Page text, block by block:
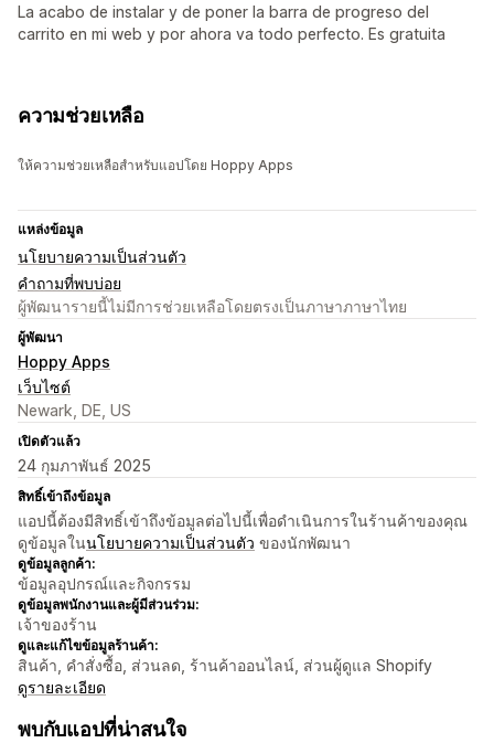
La acabo de instalar y de poner la barra de progreso del
carrito en mi web y por ahora va todo perfecto. Es gratuita
ความช่วยเหลือ
ให้ความช่วยเหลือสำหรับแอปโดย Hoppy Apps
แหล่งข้อมูล
นโยบายความเป็นส่วนตัว
คำถามที่พบบ่อย
ผู้พัฒนารายนี้ไม่มีการช่วยเหลือโดยตรงเป็นภาษาภาษาไทย
ผู้พัฒนา
Hoppy Apps
เว็บไซต์
Newark, DE, US
เปิดตัวแล้ว
24 กุมภาพันธ์ 2025
สิทธิ์เข้าถึงข้อมูล
แอปนี้ต้องมีสิทธิ์เข้าถึงข้อมูลต่อไปนี้เพื่อดำเนินการในร้านค้าของคุณ
ดูข้อมูลในนโยบายความเป็นส่วนตัว ของนักพัฒนา
ดูข้อมูลลูกค้า:
ข้อมูลอุปกรณ์และกิจกรรม
ดูข้อมูลพนักงานและผู้มีส่วนร่วม:
เจ้าของร้าน
ดูและแก้ไขข้อมูลร้านค้า:
สินค้า, คำสั่งซื้อ, ส่วนลด, ร้านค้าออนไลน์, ส่วนผู้ดูแล Shopify
ดูรายละเอียด
พบกับแอปที่น่าสนใจ